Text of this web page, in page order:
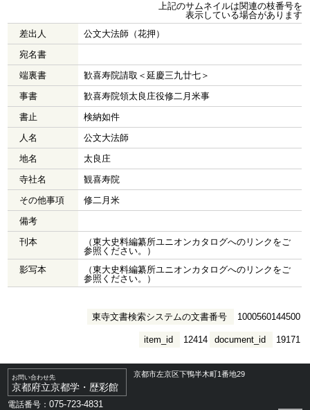
上記のサムネイルは関連の枝番号を
表示している場合があります
差出人
公文大法師（花押）
宛名書
端裏書
歓喜寿院請取＜延慶三九廿七＞
事書
歓喜寿院領太良庄役修二月米事
書止
検納如件
人名
公文大法師
地名
太良庄
寺社名
観喜寿院
その他事項
修二月米
備考
刊本
（東大史料編纂所ユニオンカタログへのリンクをご
参照ください。）
影写本
（東大史料編纂所ユニオンカタログへのリンクをご
参照ください。）
東寺文書検索システムの文書番号 1000560144500
document_id 19171
item_id 12414
お問い合わせ先
京都府立京都学・歴彩館
京都市左京区下鴨半木町1番地29
電話番号：075-723-4831